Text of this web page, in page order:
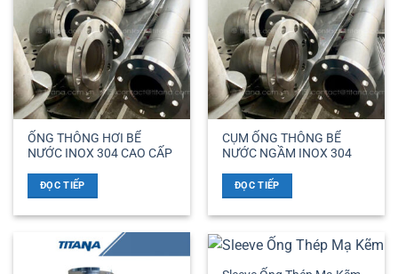
ỐNG THÔNG HƠI BỂ
NƯỚC INOX 304 CAO CẤP
ĐỌC TIẾP
CỤM ỐNG THÔNG BỂ
NƯỚC NGẦM INOX 304
ĐỌC TIẾP